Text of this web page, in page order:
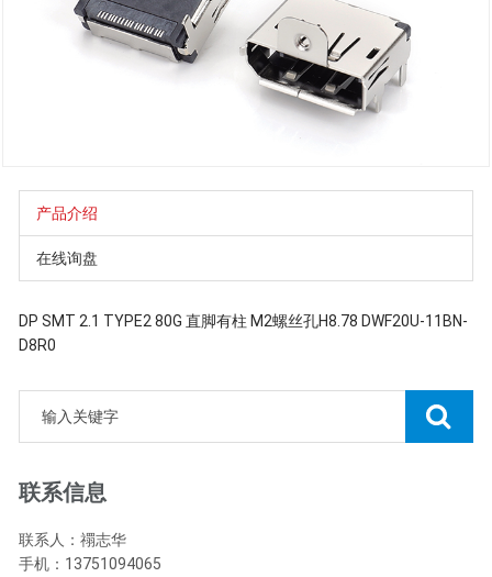
产品介绍
在线询盘
DP SMT 2.1 TYPE2 80G 直脚有柱 M2螺丝孔H8.78 DWF20U-11BN-
D8R0
联系信息
联系人：禤志华
手机：13751094065